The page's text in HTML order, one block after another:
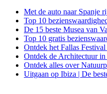
Met de auto naar Spanje
Top 10
De 15 beste Musea van
Top 10 gratis
Ontdek het Fallas
Ontdek de Architectuur in
Ontdek alles over
Uitgaan op Ibiza | De